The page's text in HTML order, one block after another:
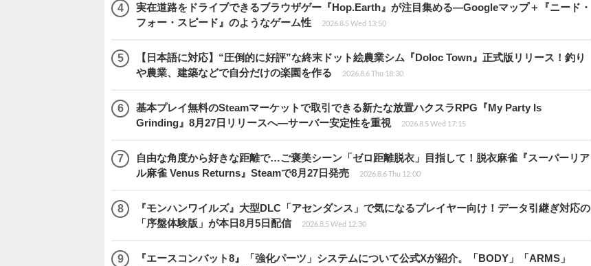
実在道路をドライブできるブラウザゲー『Hop.Earth』が注目集める―Googleマップ＋『ニード・
フォー・スピード』のようなゲーム性
2026.8.5 Wed 13:50
【日本語に対応】“圧倒的に好評”な終末ドット絵農業シム『Doloc Town』正式版リリース！釣り
や農業、建築などで自分だけの楽園を作る
2026.8.6 Thu 18:30
基本プレイ無料のSteamマーケットで取引できる新たな放置ハクスラRPG『My Party Is
Grinding』8月27日リリースへ―サーバー安定性を重視
2026.8.5 Wed 17:15
自由な角度から好きな距離で…ご褒美シーン「ゼロ距離脱衣」目指して！脱衣麻雀『スーパーリア
ル麻雀 Venus Returns』Steamで8月27日発売
2026.8.6 Thu 12:00
『モンハンワイルズ』大型DLC「アセンダンス」で気になるプレイヤー向け！データ引継ぎ対応の
「序盤体験版」が本日8月5日配信
2026.8.5 Wed 12:30
『エースコンバット8』「強化パーツ」システムについて公式Xが紹介。「BODY」「ARMS」